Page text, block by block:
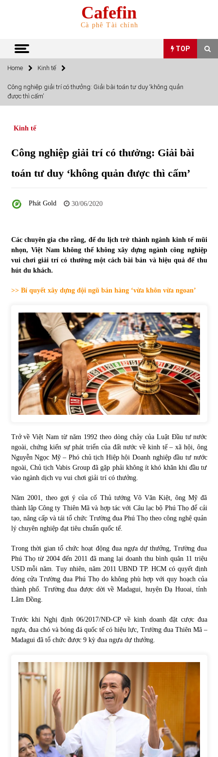
Cafefin
Cà phê Tài chính
TOP
TOP
Top 10 mặt hàng Việt Nam nhập khẩu nhiều nhất tháng
5/2022
5/2022
Tự doanh ngày 3.6.2022: CTCK mua ròng 28,7 tỷ đồng
06/06/2022
31/05/2022
Bất ổn từ các cuộc đấu giá đất ở Thanh Hoá
31/05/2022
Tiền gửi vào ngân hàng tiếp tục tăng mạnh
31/05/2022
S&P Ratings cập nhật xếp hạng tín nhiệm của
Chứng khoán ngày 30/5/2022: Top 10 cổ phiếu nổi bật
31/05/2022
Phân tích giá tiền điện tử sau ngày thị trường lập kỷ lục
vốn hóa
09/11/2021
Chứng khoán ngày 12/10/2021: Top 10 cổ phiếu nổi bật
13/10/2021
Top 10 xe bán chạy nhất tháng 9/2021
Home Kinh tế
Công nghiệp giải trí có thưởng: Giải bài toán tư duy ‘không quản
được thì cấm’
Kinh tế
Công nghiệp giải trí có thưởng: Giải bài
toán tư duy ‘không quản được thì cấm’
Phát Gold 30/06/2020
Các chuyên gia cho rằng, để du lịch trở thành ngành kinh tế mũi
nhọn, Việt Nam không thể không xây dựng ngành công nghiệp
vui chơi giải trí có thưởng một cách bài bản và hiệu quả để thu
hút du khách.
>> Bí quyết xây dựng đội ngũ bán hàng ‘vừa khôn vừa ngoan’
Trở về Việt Nam từ năm 1992 theo dòng chảy của Luật Đầu tư nước
ngoài, chứng kiến sự phát triển của đất nước về kinh tế – xã hội, ông
Nguyễn Ngọc Mỹ – Phó chủ tịch Hiệp hội Doanh nghiệp đầu tư nước
ngoài, Chủ tịch Vabis Group đã gặp phải không ít khó khăn khi đầu tư
vào ngành dịch vụ vui chơi giải trí có thưởng.
Năm 2001, theo gợi ý của cố Thủ tướng Võ Văn Kiệt, ông Mỹ đã
thành lập Công ty Thiên Mã và hợp tác với Câu lạc bộ Phú Thọ để cải
tạo, nâng cấp và tái tổ chức Trường đua Phú Thọ theo công nghệ quản
lý chuyên nghiệp đạt tiêu chuẩn quốc tế.
Trong thời gian tổ chức hoạt động đua ngựa dự thưởng, Trường đua
Phú Thọ từ 2004 đến 2011 đã mang lại doanh thu bình quân 11 triệu
USD mỗi năm. Tuy nhiên, năm 2011 UBND TP. HCM có quyết định
đóng cửa Trường đua Phú Thọ do không phù hợp với quy hoạch của
thành phố. Trường đua được dời về Madagui, huyện Đạ Huoai, tỉnh
Lâm Đồng.
Trước khi Nghị định 06/2017/NĐ-CP về kinh doanh đặt cược đua
ngựa, đua chó và bóng đá quốc tế có hiệu lực, Trường đua Thiên Mã –
Madagui đã tổ chức được 9 kỳ đua ngựa dự thưởng.